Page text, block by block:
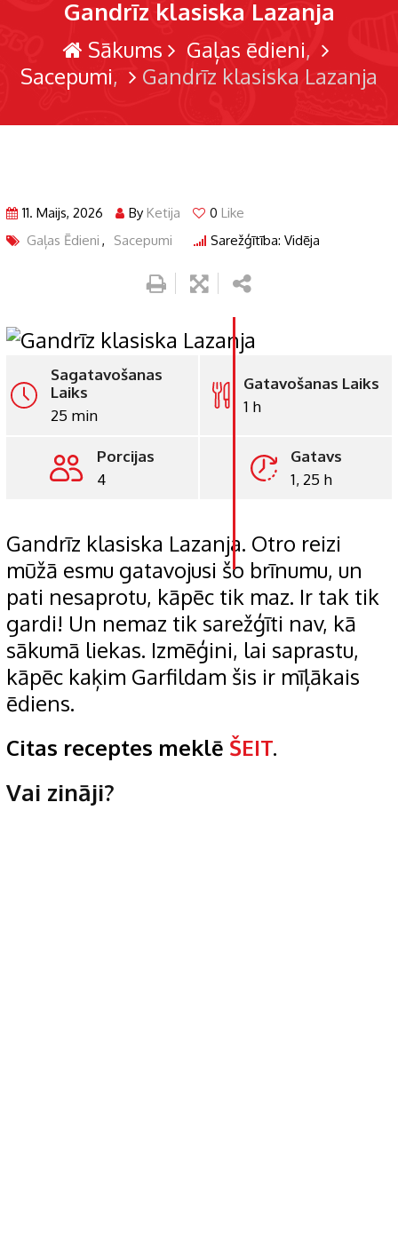
Gandrīz klasiska Lazanja
Sākums
Gaļas ēdieni
Sacepumi
Gandrīz klasiska Lazanja
11. Maijs, 2026 By Ketija 0 Like
Gaļas Ēdieni , Sacepumi Sarežģītība: Vidēja
Whatsapp
Print
Sagatavošanas
Laiks
25 min
Gatavošanas Laiks
1 h
Porcijas
4
Gatavs
1, 25 h
Gandrīz klasiska Lazanja. Otro reizi
mūžā esmu gatavojusi šo brīnumu, un
pati nesaprotu, kāpēc tik maz. Ir tak tik
gardi! Un nemaz tik sarežģīti nav, kā
sākumā liekas. Izmēģini, lai saprastu,
kāpēc kaķim Garfildam šis ir mīļākais
ēdiens.
Citas receptes meklē ŠEIT.
Vai zināji?